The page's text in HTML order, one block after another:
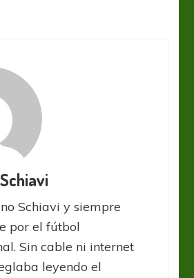
Schiavi y siempre
por el fútbol
Sin cable ni internet
leyendo el